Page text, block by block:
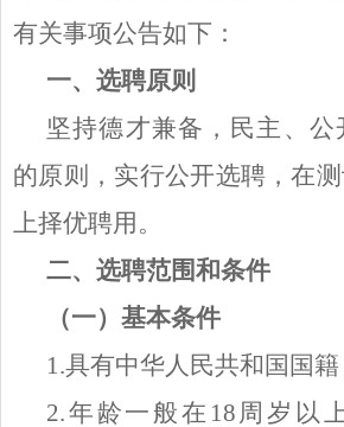
有关事项公告如下：
一、选聘原则
坚持德才兼备，民主、
的原则，实行公开选聘，在
上择优聘用。
二、选聘范围和条件
（一）基本条件
1.具有中华人民共和国国籍
2.年龄一般在18周岁以